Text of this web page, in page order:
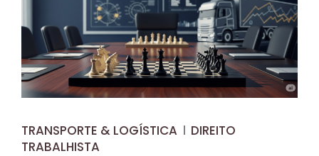
TRANSPORTE & LOGÍSTICA
DIREITO
TRABALHISTA